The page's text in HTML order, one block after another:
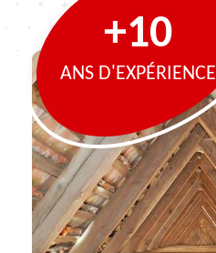
+10
ANS D'EXPÉRIENCE